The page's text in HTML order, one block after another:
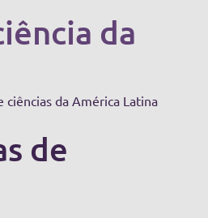
ferramentas
da
da América Latina
de